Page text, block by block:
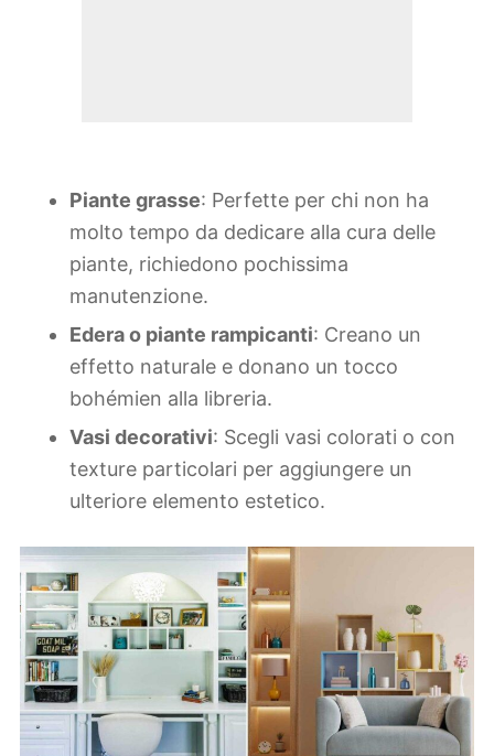
Piante grasse: Perfette per chi non ha
molto tempo da dedicare alla cura delle
piante, richiedono pochissima
manutenzione.
Edera o piante rampicanti: Creano un
effetto naturale e donano un tocco
bohémien alla libreria.
Vasi decorativi: Scegli vasi colorati o con
texture particolari per aggiungere un
ulteriore elemento estetico.